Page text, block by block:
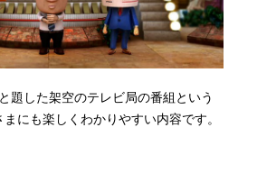
題した架空のテレビ局の番組という
にも楽しくわかりやすい内容です。